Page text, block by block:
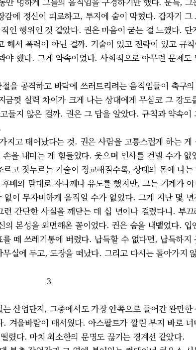
에 정신이 피로하고, 투지에 숨이 막혔다. 갑자기 그
인 행위인 것 같았다. 권은 마음이 굳는 걸 느꼈다. 단
해서 폭력이 아닌 걸까. 기술이 있고 전략이 있고 규
했다. 그게 약속이었다. 사회적으로 아무런 문제도
을 공격하고 바닥에 쓰러트리려는 움직임들이 축구
껏 실력 차이가 크게 나는 상대에게 무심코 그 강도
들지 않은 걸까. 권은 그 답을 알았다. 규칙과 약속이
지고 태어났다는 것. 권은 사람을 고통스럽게 하는 게
을 내미는 게 힘들었다. 웃으며 인사를 건넬 수가 없
고 짓누르는 기술이 정교해질수록, 상대의 몸에 나
배의 말대로 자나깨나 유도를 했지만, 그는 기계가
이 무자비하게 움직일 수가 없었다. 그게 지난 몇
간단한 사실을 깨닫는 데 십 년이나 걸렸다니. 부
본성을 외면해온 꼴이었다. 권은 숨을 내뱉었다. 입
떼 쓰레기통에 버렸다. 납득할 수 없다면, 납득하지
실에 두고, 도장을 떠났다. 그리고 다시는 돌아가지
3
산업단지, 그중에서도 가장 안쪽으로 들어간 완만
겨울바람이 매서웠다. 아스팔트가 깔린 부지 바로
렸다. 마치 최소한의 문명도 끊기는 경계선 같았다.